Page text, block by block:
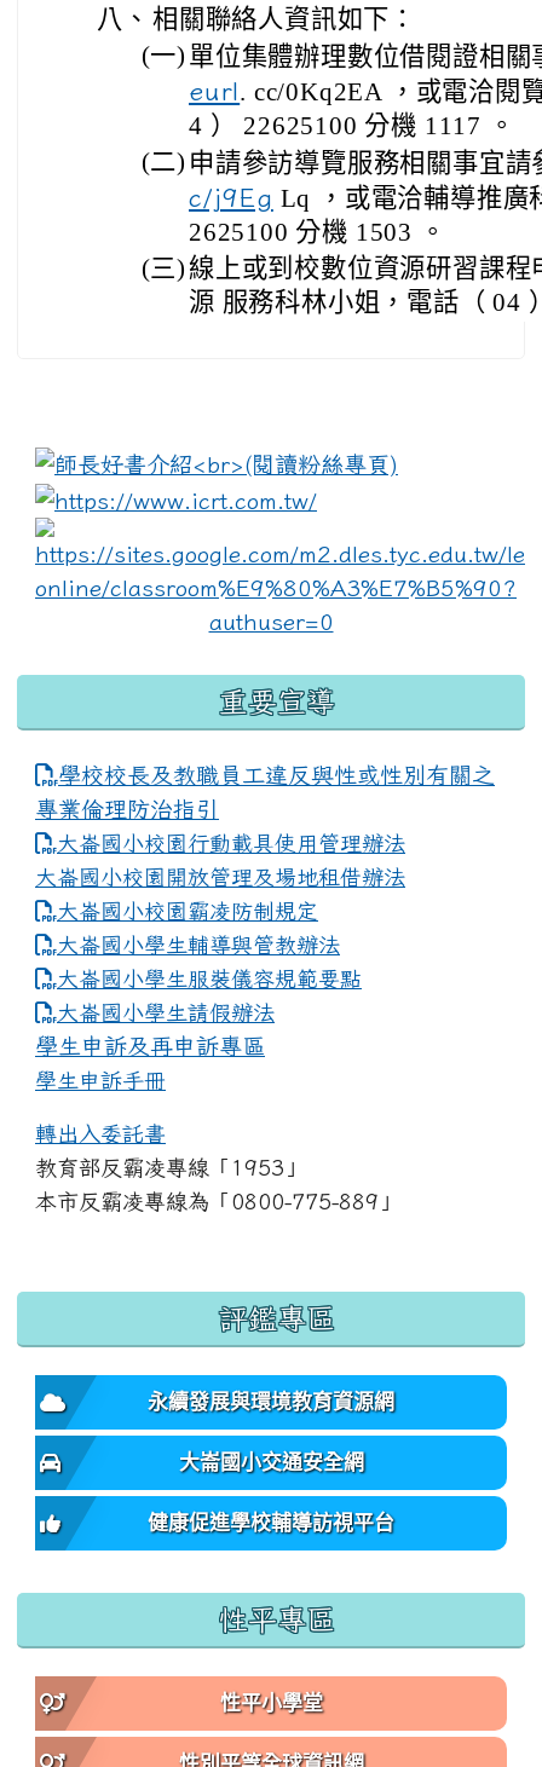
八、 相關聯絡人資訊如下：
(一) 單位集體辦理數位借閱證相
eurl. cc/0Kq2EA ，或電洽閱
4 ） 22625100 分機 1117 。
(二) 申請參訪導覽服務相關事宜
c/j9Eg Lq ，或電洽輔導推廣
2625100 分機 1503 。
(三)線上或到校數位資源研習課
源 服務科林小姐，電話（ 04
link to https://
重要宣導
學校校長及教職員工違反與性或性別有關之
專業倫理防治指引
大崙國小校園行動載具使用管理辦法
大崙國小校園開放管理及場地租借辦法
大崙國小校園霸凌防制規定
大崙國小學生輔導與管教辦法
大崙國小學生服裝儀容規範要點
link to https://www.dles.tyc.edu.tw/uploads/
大崙國小學生請假辦法
學生申訴及再申訴專區
學生申訴手冊
轉出入委託書
教育部反霸凌專線「1953」
本市反霸凌專線為「0800-775-889」
:::
評鑑專區
永續發展與環境教育資源網
大崙國小交通安全網
健康促進學校輔導訪視平台
性平專區
性平小學堂